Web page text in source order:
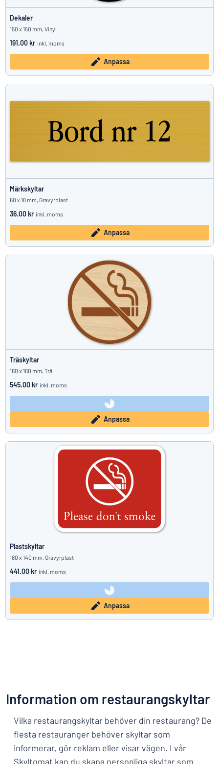
Dekaler
150 x 150 mm, Vinyl
191.00 kr inkl. moms
Anpassa
Märkskyltar
60 x 18 mm, Gravyrplast
36.00 kr inkl. moms
Anpassa
Träskyltar
180 x 180 mm, Trä
545.00 kr inkl. moms
Anpassa
Plastskyltar
180 x 140 mm, Gravyrplast
441.00 kr inkl. moms
Anpassa
Information om restaurangskyltar
Vilka restaurangskyltar behöver din restaurang? De
flesta restauranger behöver skyltar som
informerar, gör reklam eller visar vägen. I vår
Skyltomat kan du skapa personliga skyltar som